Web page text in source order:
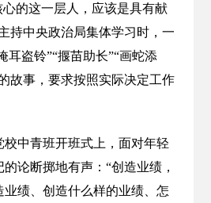
心的这一层人，应该是具有献
持中央政治局集体学习时，一
耳盗铃”“揠苗助长”“画蛇添
故事，要求按照实际决定工作
校中青班开班式上，面对年轻
论断掷地有声：“创造业绩，
业绩、创造什么样的业绩、怎